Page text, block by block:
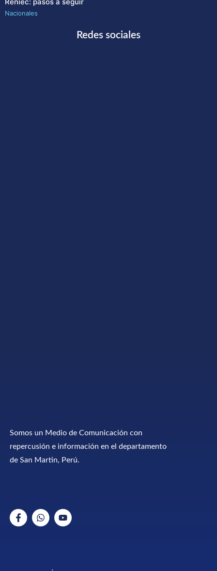
Nacionales
Redes sociales
Somos un Medio de Comunicación con
repercusión e información en el departamento
de San Martin, Perú.